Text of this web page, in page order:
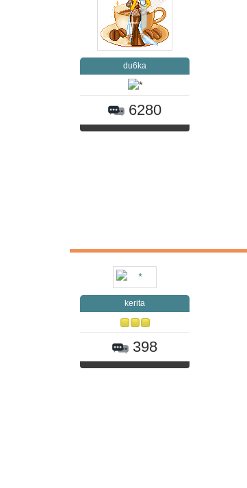
du6ka
6280
kerita
398